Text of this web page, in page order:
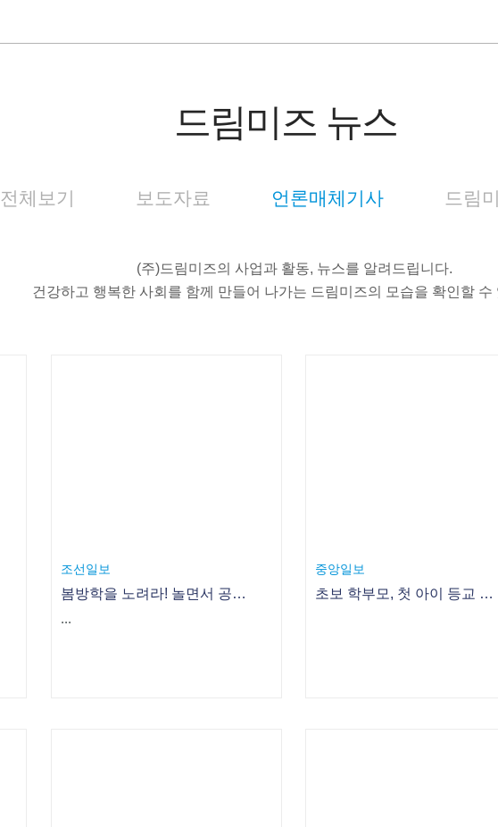
드림미즈 뉴스
전체보기 보도자료 언론매체기사 드림
(주)드림미즈의 사업과 활동, 뉴스를 알려드립니다.
건강하고 행복한 사회를 함께 만들어 나가는 드림미즈의 모습을 확인할 수
조선일보
봄방학을 노려라! 놀면서 공부하는 이색 레저 스폿 5
...
중앙일보
초보 학부모, 첫 아이 등교 준비 어떻게 하나